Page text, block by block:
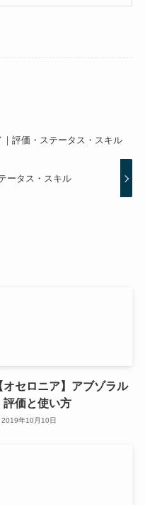
｜評価・ステータス・スキル
ータス・スキル
オセロニア】アブゾラル
評価と使い方
2019年10月10日